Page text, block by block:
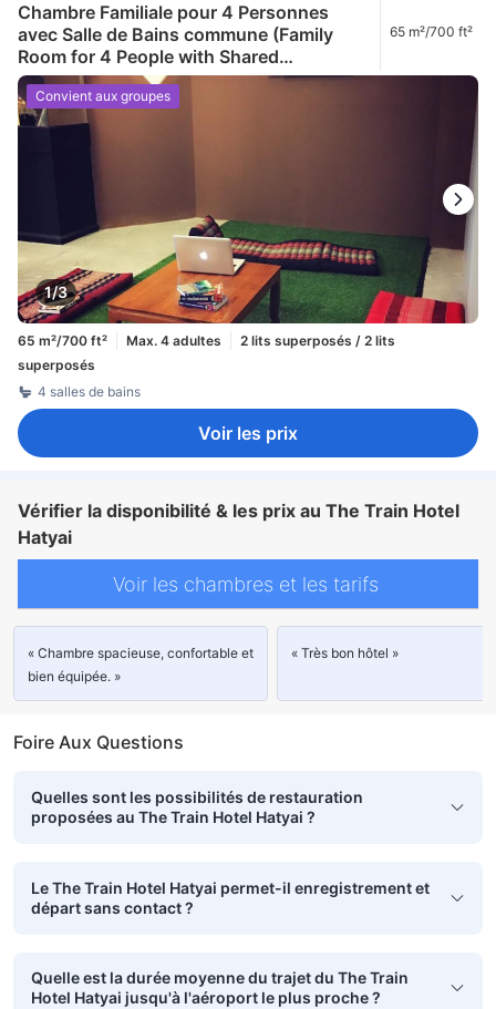
Chambre Familiale pour 4 Personnes
avec Salle de Bains commune (Family
Room for 4 People with Shared
Bathroom)
65 m²/700 ft²
1/3
Convient aux groupes
65 m²/700 ft² Max. 4 adultes
2 lits superposés / 2 lits
superposés
4 salles de bains
Voir les prix
Vérifier la disponibilité & les prix au The Train Hotel
Hatyai
Voir les chambres et les tarifs
« Chambre spacieuse, confortable et
bien équipée. »
« Très bon hôtel »
Foire Aux Questions
Quelles sont les possibilités de restauration
proposées au The Train Hotel Hatyai ?
Le The Train Hotel Hatyai permet-il enregistrement et
départ sans contact ?
Quelle est la durée moyenne du trajet du The Train
Hotel Hatyai jusqu'à l'aéroport le plus proche ?